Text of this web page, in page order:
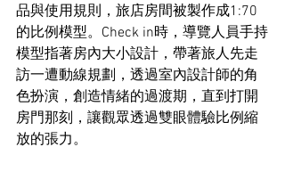
品與使用規則，旅店房間被製作成1:70
的比例模型。Check in時，導覽人員手持
模型指著房內大小設計，帶著旅人先走
訪一遭動線規劃，透過室內設計師的角
色扮演，創造情緒的過渡期，直到打開
房門那刻，讓觀眾透過雙眼體驗比例縮
放的張力。